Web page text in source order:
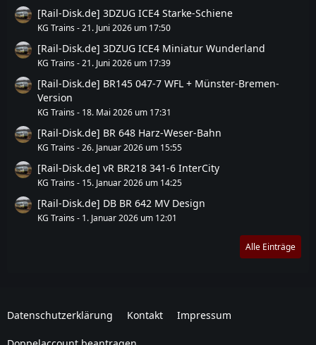
[Rail-Disk.de] 3DZUG ICE4 Starke-Schiene
KG Trains -21. Juni 2026 um 17:50
[Rail-Disk.de] 3DZUG ICE4 Miniatur Wunderland
KG Trains -21. Juni 2026 um 17:39
[Rail-Disk.de] BR145 047-7 WFL + Münster-Bremen-
Version
KG Trains - 18. Mai 2026 um 17:31
[Rail-Disk.de] BR 648 Harz-Weser-Bahn
KG Trains -26. Januar 2026 um 15:55
[Rail-Disk.de] vR BR218 341-6 InterCity
KG Trains - 15. Januar 2026 um 14:25
[Rail-Disk.de] DB BR 642 MV Design
KG Trains - 1. Januar 2026 um 12:01
Alle Einträge
Datenschutzerklärung Kontakt Impressum